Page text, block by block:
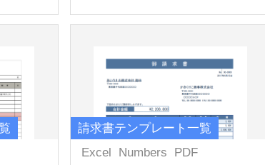
請求書テンプレート一覧
Excel
Numbers PDF